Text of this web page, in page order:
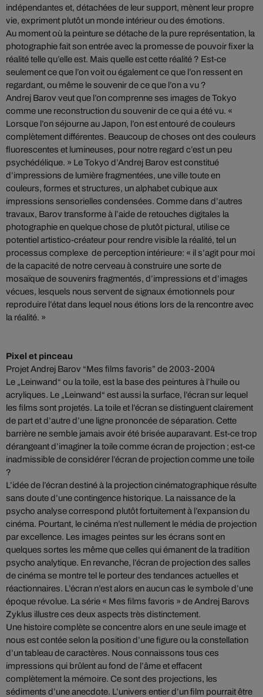
indépendantes et, détachées de leur support, mènent leur propre
vie, expriment plutôt un monde intérieur ou des émotions.
Au moment où la peinture se détache de la pure représentation, la
photographie fait son entrée avec la promesse de pouvoir fixer la
réalité telle qu’elle est. Mais quelle est cette réalité ? Est-ce
seulement ce que l’on voit ou également ce que l’on ressent en
regardant, ou même le souvenir de ce que l’on a vu ?
Andrej Barov veut que l’on comprenne ses images de Tokyo
comme une reconstruction du souvenir de ce qui a été vu. «
Lorsque l’on séjourne au Japon, l’on est entouré de couleurs
complètement différentes. Beaucoup de choses ont des couleurs
fluorescentes et lumineuses, pour notre regard c’est un peu
psychédélique. » Le Tokyo d’Andrej Barov est constitué
d’impressions de lumière fragmentées, une ville toute en
couleurs, formes et structures, un alphabet cubique aux
impressions sensorielles condensées. Comme dans d’autres
travaux, Barov transforme à l’aide de retouches digitales la
photographie en quelque chose de plutôt pictural, utilise ce
potentiel artistico-créateur pour rendre visible la réalité, tel un
processus complexe de perception intérieure: « il s’agit pour moi
de la capacité de notre cerveau à construire une sorte de
mosaïque de souvenirs fragmentés, d’impressions et d’images
vécues, lesquels nous servent de signaux émotionnels pour
reproduire l’état dans lequel nous étions lors de la rencontre avec
la réalité. »
Pixel et pinceau
Projet Andrej Barov “Mes films favoris” de 2003-2004
Le „Leinwand“ ou la toile, est la base des peintures à l’huile ou
acryliques. Le „Leinwand“ est aussi la surface, l’écran sur lequel
les films sont projetés. La toile et l’écran se distinguent clairement
de part et d’autre d’une ligne prononcée de séparation. Cette
barrière ne semble jamais avoir été brisée auparavant. Est-ce trop
dérangeant d’imaginer la toile comme écran de projection ; est-ce
inadmissible de considérer l’écran de projection comme une toile
?
L’idée de l’écran destiné à la projection cinématographique résulte
sans doute d’une contingence historique. La naissance de la
psycho analyse correspond plutôt fortuitement à l’expansion du
cinéma. Pourtant, le cinéma n’est nullement le média de projection
par excellence. Les images peintes sur les écrans sont en
quelques sortes les même que celles qui émanent de la tradition
psycho analytique. En revanche, l’écran de projection des salles
de cinéma se montre tel le porteur des tendances actuelles et
réactionnaires. L’écran n’est alors en aucun cas le symbole d’une
époque révolue. La série « Mes films favoris » de Andrej Barovs
Zyklus illustre ces deux aspects très distinctement.
Une histoire complète se concentre alors en une seule image et
nous est contée selon la position d’une figure ou la constellation
d’un tableau de caractères. Nous connaissons tous ces
impressions qui brûlent au fond de l’âme et effacent
complètement la mémoire. Ce sont des projections, les
sédiments d’une anecdote. L’univers entier d’un film pourrait être